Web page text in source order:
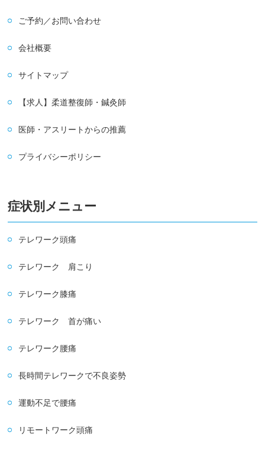
ご予約／お問い合わせ
会社概要
サイトマップ
【求人】柔道整復師・鍼灸師
医師・アスリートからの推薦
プライバシーポリシー
症状別メニュー
テレワーク頭痛
テレワーク 肩こり
テレワーク膝痛
テレワーク 首が痛い
テレワーク腰痛
長時間テレワークで不良姿勢
運動不足で腰痛
リモートワーク頭痛